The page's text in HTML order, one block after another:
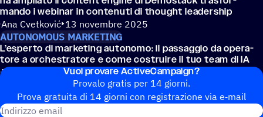
mando i webinar in conte­nuti di thought leadership
Ana Cvetković 13 novembre 2025
AUTONOMOUS MARKETING
L’esperto di marke­ting auto­nomo: il passag­gio da opera­
tore a orche­stra­tore e come costruire il tuo team di IA
Erin Greenawald 07 novembre 2025
Vuoi provare ActiveCampaign?
Provalo gratis per 14 giorni.
Prova gratuita di 14 giorni con regi­stra­zione via e‑mail